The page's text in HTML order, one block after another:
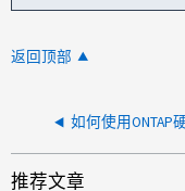
返回顶部
推荐文章